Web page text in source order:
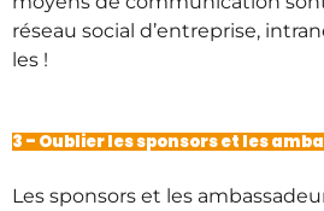
réseau social d’entreprise,
les !
3 – Oublier les sponsors et les
Les sponsors et les